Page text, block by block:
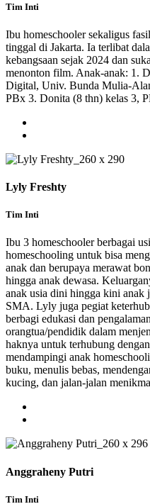
Tim Inti
Ibu homeschooler sekaligus
tinggal di Jakarta. Ia terlibat
kebangsaan sejak 2024 dan
menonton film. Anak-anak: 1.
Digital, Univ. Bunda Mulia-
PBx 3. Donita (8 thn) kelas 3,
Lyly Freshty
Tim Inti
Ibu 3 homeschooler berbagai
homeschooling untuk bisa
anak dan berupaya merawat
hingga anak dewasa.
anak usia dini hingga kini anak
SMA. Lyly juga pegiat
berbagi edukasi dan
orangtua/pendidik dalam
haknya untuk terhubung
mendampingi anak
buku, menulis bebas,
kucing, dan jalan-jalan
Anggraheny Putri
Tim Inti